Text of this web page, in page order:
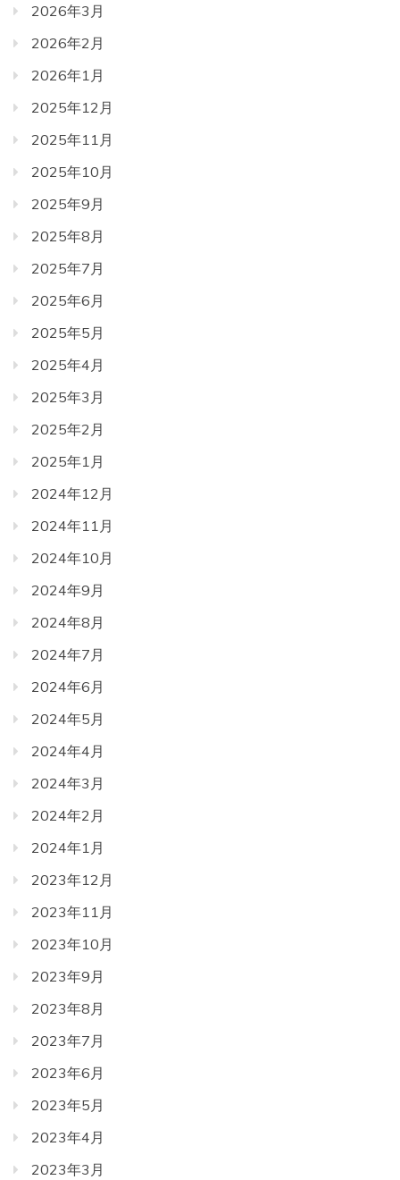
2026年3月
2026年2月
2026年1月
2025年12月
2025年11月
2025年10月
2025年9月
2025年8月
2025年7月
2025年6月
2025年5月
2025年4月
2025年3月
2025年2月
2025年1月
2024年12月
2024年11月
2024年10月
2024年9月
2024年8月
2024年7月
2024年6月
2024年5月
2024年4月
2024年3月
2024年2月
2024年1月
2023年12月
2023年11月
2023年10月
2023年9月
2023年8月
2023年7月
2023年6月
2023年5月
2023年4月
2023年3月